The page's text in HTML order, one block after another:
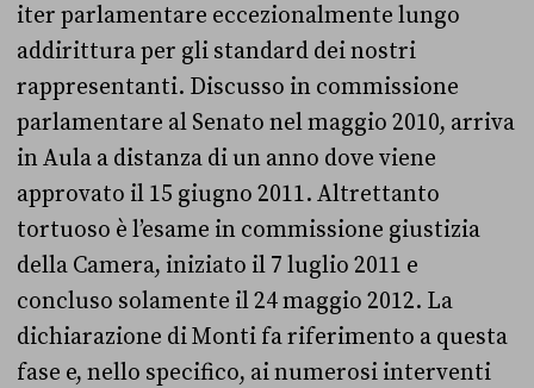
iter parlamentare eccezionalmente lungo
addirittura per gli standard dei nostri
rappresentanti. Discusso in commissione
parlamentare al Senato nel maggio 2010, arriva
in Aula a distanza di un anno dove viene
approvato il 15 giugno 2011. Altrettanto
tortuoso è l’esame in commissione giustizia
della Camera, iniziato il 7 luglio 2011 e
concluso solamente il 24 maggio 2012. La
dichiarazione di Monti fa riferimento a questa
fase e, nello specifico, ai numerosi interventi